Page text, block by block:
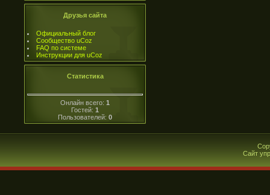
Друзья сайта
Официальный блог
Сообщество uCoz
FAQ по системе
Инструкции для uCoz
Статистика
Онлайн всего: 1
Гостей: 1
Пользователей: 0
Сайт